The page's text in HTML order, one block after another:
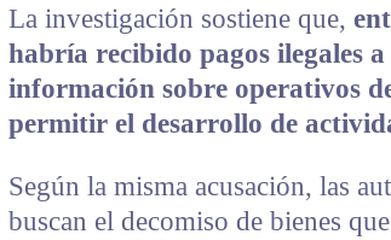
La investigación sostiene que,
habría recibido pagos ilegales
información sobre operativos
permitir el desarrollo de
Según la misma acusación, las
buscan el decomiso de bienes